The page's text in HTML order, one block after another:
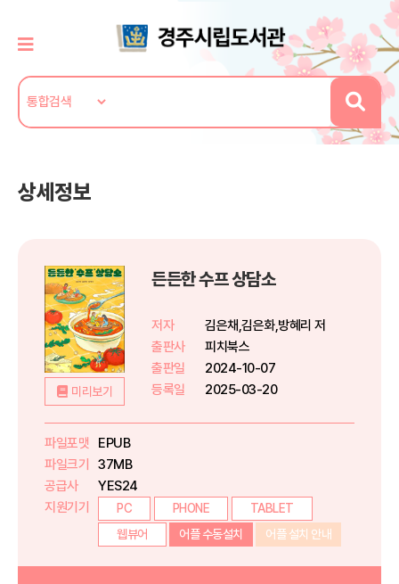
상세정보
미리보기
든든한 수프 상담소
저자
김은채,김은화,방혜리 저
출판사
피치북스
출판일
2024-10-07
등록일
2025-03-20
파일포맷
EPUB
파일크기
37MB
공급사
YES24
지원기기
PC PHONE
TABLET
웹뷰어
어플 수동설치 어플 설치 안내